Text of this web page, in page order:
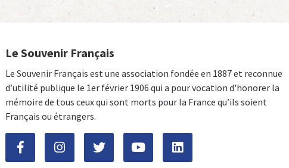
Le Souvenir Français
Le Souvenir Français est une association fondée en 1887 et reconnue
d’utilité publique le 1er février 1906 qui a pour vocation d'honorer la
mémoire de tous ceux qui sont morts pour la France qu’ils soient
Français ou étrangers.